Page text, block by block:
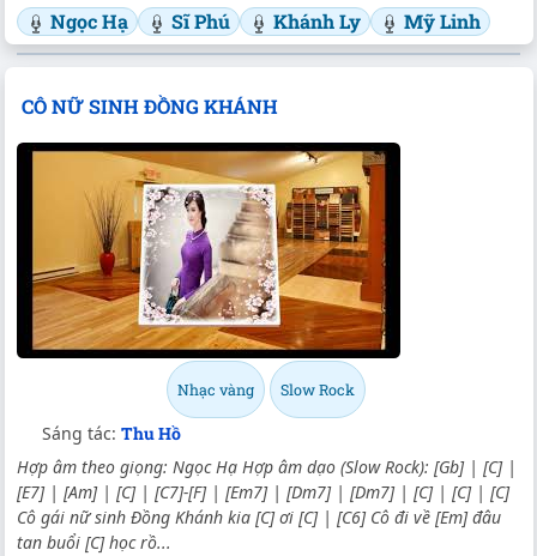
Ngọc Hạ Sĩ Phú Khánh Ly Mỹ Linh
CÔ NỮ SINH ĐỒNG KHÁNH
Nhạc vàng Slow Rock
Sáng tác: Thu Hồ
Hợp âm theo giọng: Ngọc Hạ Hợp âm dạo (Slow Rock): [Gb] | [C] |
[E7] | [Am] | [C] | [C7]-[F] | [Em7] | [Dm7] | [Dm7] | [C] | [C] | [C]
Cô gái nữ sinh Đồng Khánh kia [C] ơi [C] | [C6] Cô đi về [Em] đâu
tan buổi [C] học rồ...